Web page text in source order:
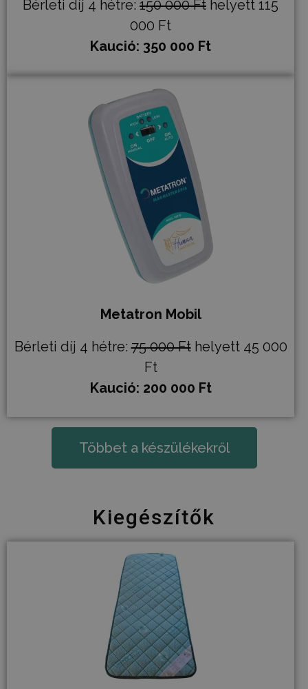
Bérleti díj 4 hétre: 150 000 Ft helyett 115
000 Ft
Kaució: 350 000 Ft
Metatron Mobil
Bérleti díj 4 hétre:75 000 Fthelyett 45 000
Ft
Kaució: 200 000 Ft
Többet a készülékekről
Kiegészítők